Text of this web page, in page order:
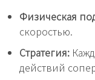
Физическая
скоростью.
Стратегия:
действий